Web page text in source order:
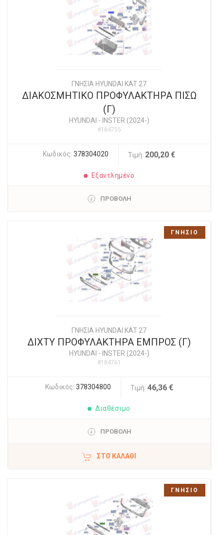
ΓΝΗΣΙΑ HYUNDAI KAT 27
ΔΙΑΚΟΣΜΗΤΙΚΟ ΠΡΟΦΥΛΑΚΤΗΡΑ ΠΙΣΩ
(Γ)
HYUNDAI - INSTER (2024-)
#184755
Κωδικός: 378304020 Τιμή: 200,20 €
Εξαντλημένο
ΠΡΟΒΟΛΗ
ΓΝΗΣΙΑ HYUNDAI KAT 27
ΔΙΧΤΥ ΠΡΟΦΥΛΑΚΤΗΡΑ ΕΜΠΡΟΣ (Γ)
HYUNDAI - INSTER (2024-)
#184761
Κωδικός: 378304800 Τιμή: 46,36 €
Διαθέσιμο
ΠΡΟΒΟΛΗ
ΣΤΟ ΚΑΛΆΘΙ
ΓΝΗΣΙΟ
ΓΝΗΣΙΟ